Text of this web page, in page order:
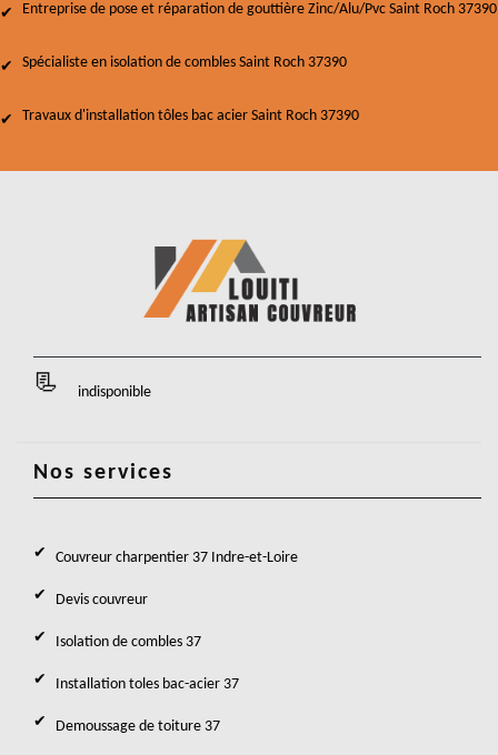
Entreprise de pose et réparation de gouttière Zinc/Alu/Pvc Saint Roch 37390
Spécialiste en isolation de combles Saint Roch 37390
Travaux d'installation tôles bac acier Saint Roch 37390
indisponible
Nos services
Couvreur charpentier 37 Indre-et-Loire
Devis couvreur
Isolation de combles 37
Installation toles bac-acier 37
Demoussage de toiture 37